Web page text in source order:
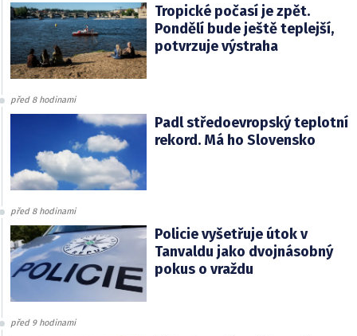
Tropické počasí je zpět.
Pondělí bude ještě teplejší,
potvrzuje výstraha
před 8 hodinami
Padl středoevropský teplotní
rekord. Má ho Slovensko
před 8 hodinami
Policie vyšetřuje útok v
Tanvaldu jako dvojnásobný
pokus o vraždu
před 9 hodinami